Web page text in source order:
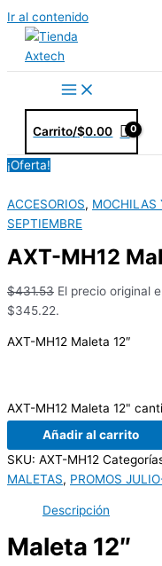
Ir al contenido
Carrito/$0.00
¡Oferta!
ACCESORIOS, MOCHILAS
SEPTIEMBRE
AXT-MH12
$431.53 El precio original
$345.22.
AXT-MH12 Maleta 12″
AXT-MH12 Maleta 12"
Añadir al carrito
SKU: AXT-MH12
MALETAS, PROMOS
Descripción
Maleta 12″